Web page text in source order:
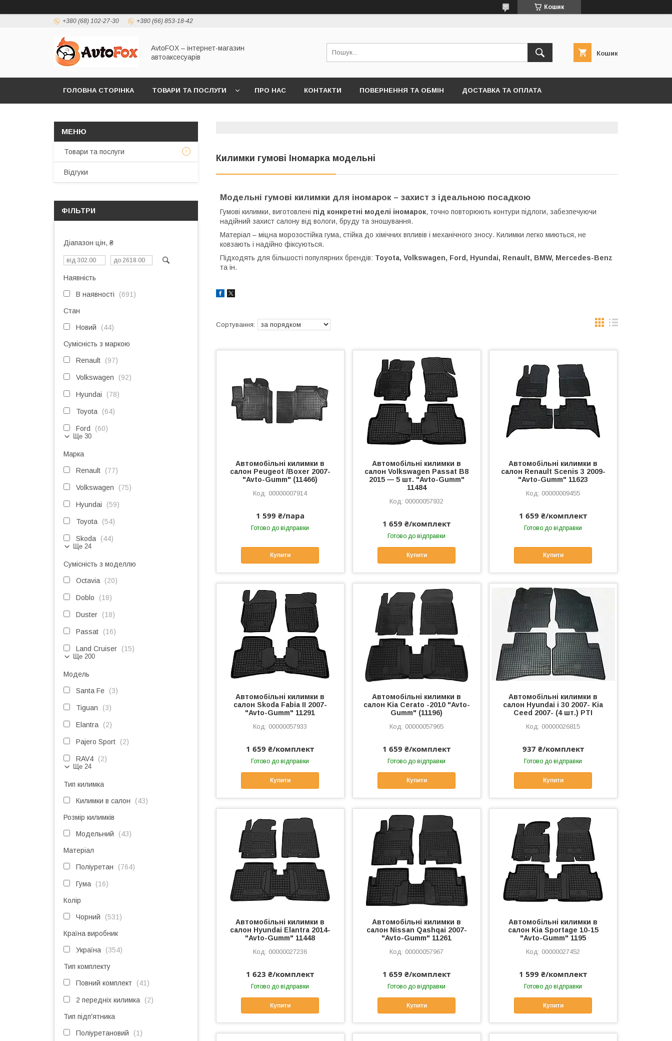
Кошик
+380 (68) 102-27-30 +380 (66) 853-18-42
AvtoFOX – інтернет-магазин
автоаксесуарів
Кошик
ГОЛОВНА СТОРІНКА ТОВАРИ ТА ПОСЛУГИ ПРО НАС КОНТАКТИ ПОВЕРНЕННЯ ТА ОБМІН ДОСТАВКА ТА ОПЛАТА
Килимки гумові Іномарка модельні
Модельні гумові килимки для іномарок – захист з ідеальною посадкою
Гумові килимки, виготовлені під конкретні моделі іномарок, точно повторюють контури підлоги, забезпечуючи
надійний захист салону від вологи, бруду та зношування.
Матеріал – міцна морозостійка гума, стійка до хімічних впливів і механічного зносу. Килимки легко миються, не
ковзають і надійно фіксуються.
Підходять для більшості популярних брендів: Toyota, Volkswagen, Ford, Hyundai, Renault, BMW, Mercedes-Benz
та ін.
Автомобільні килимки в
салон Peugeot /Boxer 2007-
"Avto-Gumm" (11466)
00000007914
1 599 ₴/пара
Готово до відправки
Купити
Автомобільні килимки в
салон Volkswagen Passat B8
2015 — 5 шт. "Avto-Gumm"
11484
00000057932
1 659 ₴/комплект
Готово до відправки
Купити
Автомобільні килимки в
салон Renault Scenis 3 2009-
"Avto-Gumm" 11623
00000009455
1 659 ₴/комплект
Готово до відправки
Купити
Автомобільні килимки в
салон Skoda Fabia II 2007-
"Avto-Gumm" 11291
00000057933
1 659 ₴/комплект
Готово до відправки
Купити
Автомобільні килимки в
салон Kia Cerato -2010 "Avto-
Gumm" (11196)
00000057965
1 659 ₴/комплект
Готово до відправки
Купити
Автомобільні килимки в
салон Hyundai i 30 2007- Kia
Ceed 2007- (4 шт.) РТІ
00000026815
937 ₴/комплект
Готово до відправки
Купити
Автомобільні килимки в
салон Hyundai Elantra 2014-
"Avto-Gumm" 11448
00000027236
1 623 ₴/комплект
Готово до відправки
Купити
Автомобільні килимки в
салон Nissan Qashqai 2007-
"Avto-Gumm" 11261
00000057967
1 659 ₴/комплект
Готово до відправки
Купити
Автомобільні килимки в
салон Kia Sportage 10-15
"Avto-Gumm" 1195
00000027452
1 599 ₴/комплект
Готово до відправки
Купити
Товари та послуги
Відгуки
ФІЛЬТРИ
Діапазон цін, ₴
Наявність
В наявності 691
Стан
Новий 44
Сумісність з маркою
Renault 97
Volkswagen 92
Hyundai 78
Toyota 64
Ford 60
Ще 30
Марка
Renault 77
Volkswagen 75
Hyundai 59
Toyota 54
Skoda 44
Ще 24
Сумісність з моделлю
Octavia 20
Doblo 18
Duster 18
Passat 16
Land Cruiser 15
Ще 200
Модель
Santa Fe 3
Tiguan 3
Elantra 2
Pajero Sport 2
RAV4 2
Ще 24
Тип килимка
Килимки в салон 43
Розмір килимків
Модельний 43
Матеріал
Поліуретан 764
Гума 16
Колір
Чорний 531
Країна виробник
Україна 354
Тип комплекту
Повний комплект 41
2 передніх килимка 2
Тип підп'ятника
Поліуретановий 1